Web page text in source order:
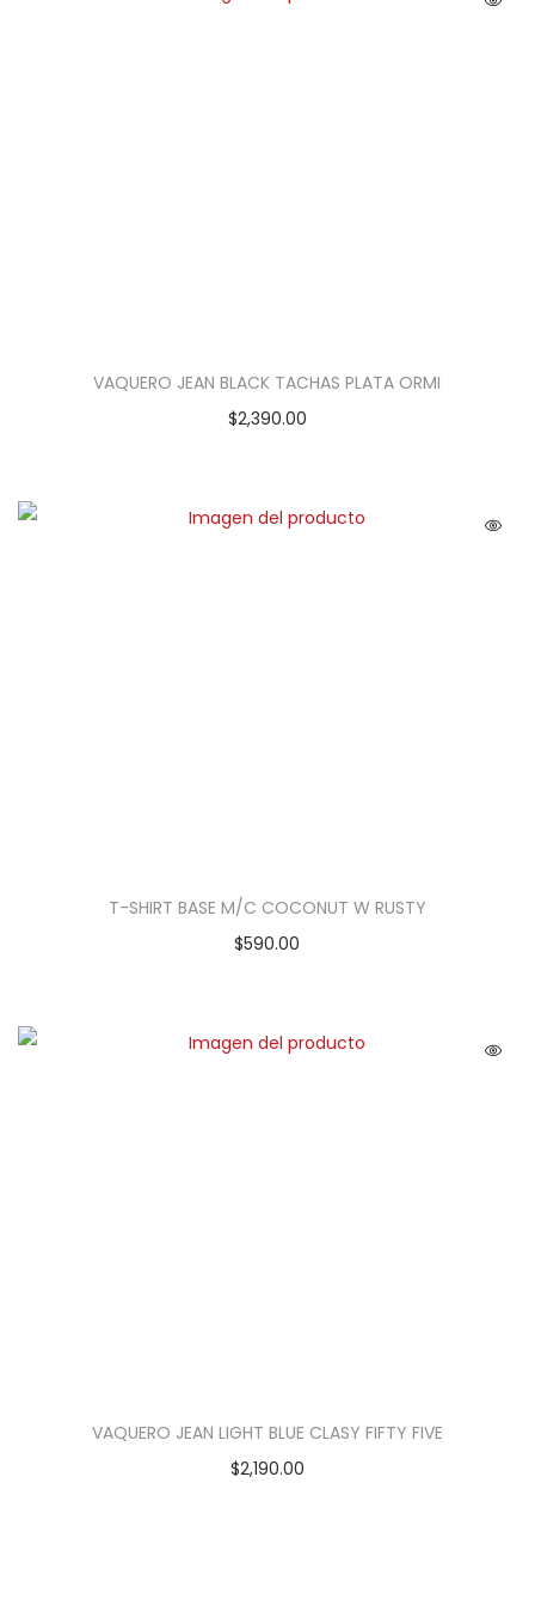
VAQUERO JEAN BLACK TACHAS PLATA ORMI
$2,390.00
T-SHIRT BASE M/C COCONUT W RUSTY
$590.00
VAQUERO JEAN LIGHT BLUE CLASY FIFTY FIVE
$2,190.00